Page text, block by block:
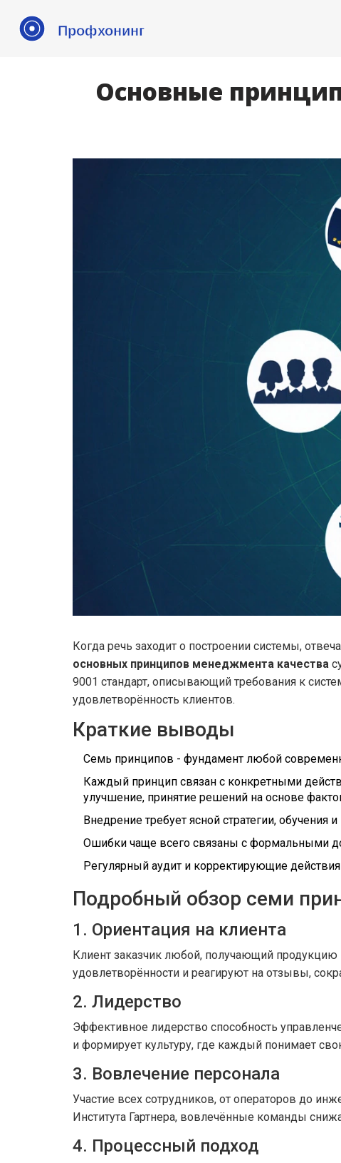
Основные
Когда речь заходит о построении системы,
основных принципов менеджмента качества
9001 стандарт, описывающий требования к
удовлетворённость клиентов.
Краткие выводы
Семь принципов - фундамент любой
Каждый принцип связан с конкретными
улучшение, принятие решений на основе
Внедрение требует ясной стратегии, обучения и
Ошибки чаще всего связаны с формальными
Регулярный аудит и корректирующие
Подробный обзор семи
1. Ориентация на клиента
Клиент заказчик любой, получающий продукцию
удовлетворённости и реагируют на отзывы,
2. Лидерство
Эффективное лидерство способность
и формирует культуру, где каждый понимает
3. Вовлечение персонала
Участие всех сотрудников, от операторов до
Института Гартнера, вовлечённые команды
4. Процессный подход